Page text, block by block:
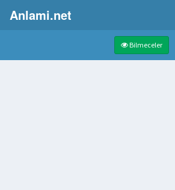
Anlami.net
Bilmeceler